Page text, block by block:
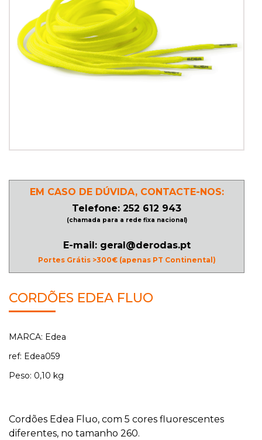
GELO
PROMOÇÕES
EM CASO DE DÚVIDA, CONTACTE-NOS:
Telefone: 252 612 943
(chamada para a rede fixa nacional)
E-mail: geral@derodas.pt
Portes Grátis >300€ (apenas PT Continental)
CORDÕES EDEA FLUO
MARCA: Edea
ref: Edea059
Peso: 0,10 kg
Cordões Edea Fluo, com 5 cores fluorescentes
diferentes, no tamanho 260.